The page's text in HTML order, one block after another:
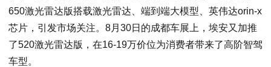
650激光雷达版搭载激光雷达、端到端大模型、英伟达orin-x
芯片，引发市场关注。8月30日的成都车展上，埃安又加推
了520激光雷达版，在16-19万价位为消费者带来了高阶智驾
车型。